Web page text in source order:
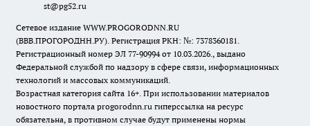
st@pg52.ru
Сетевое издание WWW.PROGORODNN.RU
(ВВВ.ПРОГОРОДНН.РУ). Регистрация РКН: №: 7378360181.
Регистрационный номер ЭЛ 77-90994 от 10.03.2026., выдано
Федеральной службой по надзору в сфере связи, информационных
технологий и массовых коммуникаций.
Возрастная категория сайта 16+. При использовании материалов
новостного портала progorodnn.ru гиперссылка на ресурс
обязательна, в противном случае будут применены нормы